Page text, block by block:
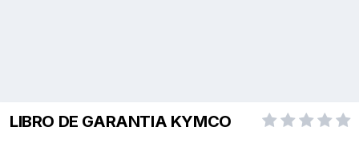
LIBRO DE GARANTIA KYMCO